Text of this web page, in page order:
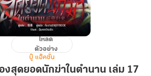
ารก
โหลด
ตัวอย่าง
บู๊ แอ๊คชั่น
งสุดยอดนักฆ่าในตำนาน เล่ม 17